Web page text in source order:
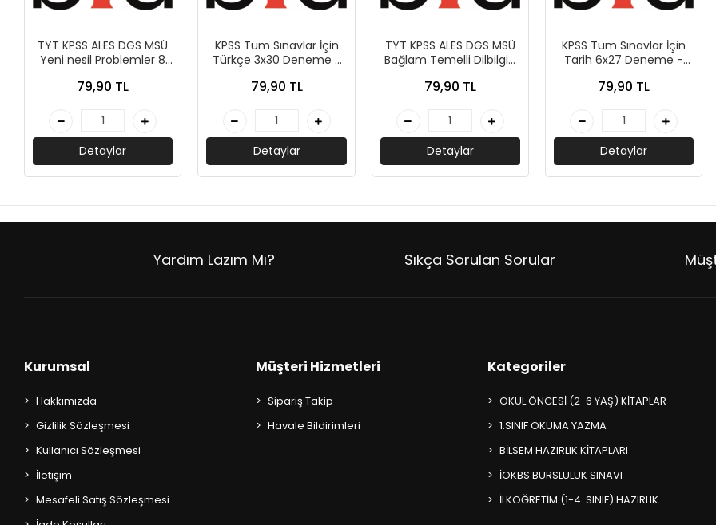
KONUŞMA KLAVUZLARI
TYT KPSS ALES DGS MSÜ
Yeni nesil Problemler 8
Yayıncılık
79,90 TL
Detaylar
KPSS Tüm Sınavlar İçin
Türkçe 3x30 Deneme -
79,90 TL
Detaylar
TYT KPSS ALES DGS MSÜ
Bağlam Temelli Dilbilgisi
Yayıncılık
79,90 TL
Detaylar
KPSS Tüm Sınavlar İçin
Tarih 6x27 Deneme -
79,90 TL
Detaylar
Yardım Lazım Mı? Sıkça Sorulan Sorular
Kurumsal
Hakkımızda
Gizlilik Sözleşmesi
Kullanıcı Sözleşmesi
İletişim
Mesafeli Satış Sözleşmesi
Müşteri Hizmetleri
Sipariş Takip
Havale Bildirimleri
Kategoriler
OKUL ÖNCESİ (2-6 YAŞ) KİTAPLAR
1.SINIF OKUMA YAZMA
BİLSEM HAZIRLIK KİTAPLARI
İOKBS BURSLULUK SINAVI
İLKÖĞRETİM (1-4. SINIF) HAZIRLIK